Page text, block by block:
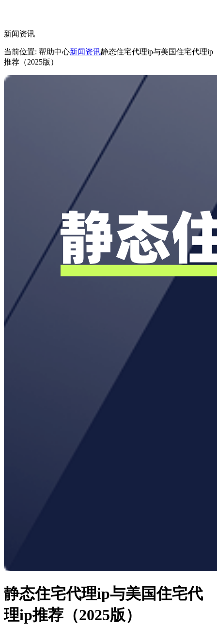
新闻资讯
当前位置: 帮助中心新闻资讯静态住宅代理ip与美国住宅代理ip
推荐（2025版）
静态住宅代理ip与美国住宅代
理ip推荐（2025版）